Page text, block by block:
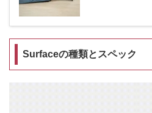
Surfaceの種類とスペック